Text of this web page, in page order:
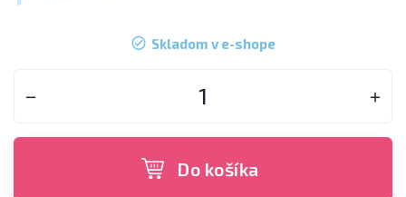
Skladom v e-shope
Do košíka